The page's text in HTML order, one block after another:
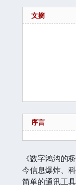
文摘
序言
《数字鸿沟的
今信息爆炸、
简单的通讯工